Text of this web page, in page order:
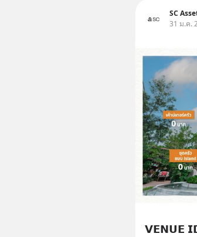
SC
31 ม.ค.
𝗩𝗘𝗡𝗨𝗘